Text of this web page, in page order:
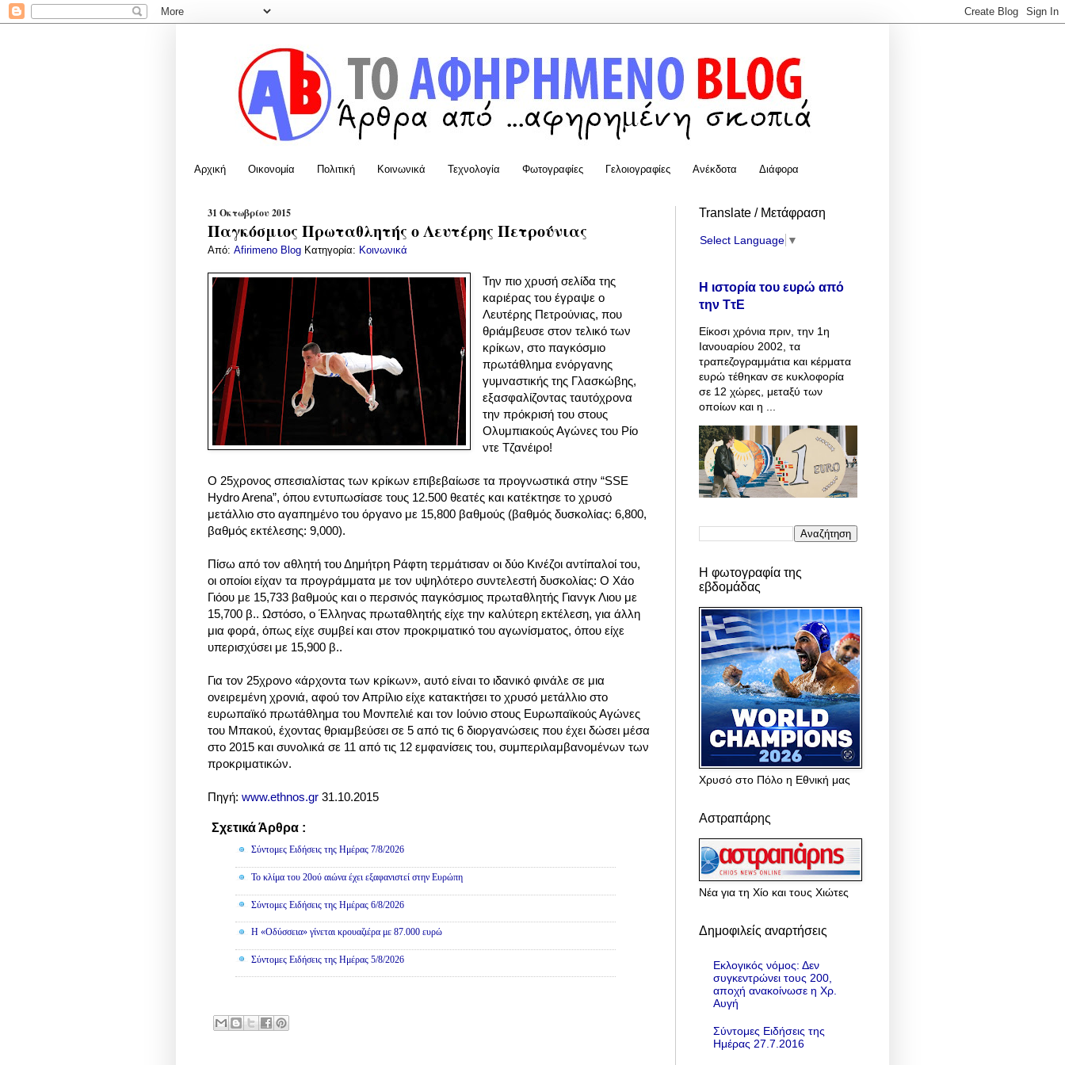
Αρχική Οικονομία Πολιτική Κοινωνικά Τεχνολογία Φωτογραφίες Γελοιογραφίες Ανέκδοτα Διάφορα
31 Οκτωβρίου 2015
Παγκόσμιος Πρωταθλητής ο Λευτέρης Πετρούνιας
Από: Afirimeno Blog Κατηγορία: Κοινωνικά
Την πιο χρυσή σελίδα της
καριέρας του έγραψε ο
Λευτέρης Πετρούνιας, που
θριάμβευσε στον τελικό των
κρίκων, στο παγκόσμιο
πρωτάθλημα ενόργανης
γυμναστικής της Γλασκώβης,
εξασφαλίζοντας ταυτόχρονα
την πρόκρισή του στους
Ολυμπιακούς Αγώνες του Ρίο
ντε Τζανέιρο!
Ο 25χρονος σπεσιαλίστας των κρίκων επιβεβαίωσε τα προγνωστικά στην “SSE
Hydro Arena”, όπου εντυπωσίασε τους 12.500 θεατές και κατέκτησε το χρυσό
μετάλλιο στο αγαπημένο του όργανο με 15,800 βαθμούς (βαθμός δυσκολίας: 6,800,
βαθμός εκτέλεσης: 9,000).
Πίσω από τον αθλητή του Δημήτρη Ράφτη τερμάτισαν οι δύο Κινέζοι αντίπαλοί του,
οι οποίοι είχαν τα προγράμματα με τον υψηλότερο συντελεστή δυσκολίας: Ο Χάο
Γιόου με 15,733 βαθμούς και ο περσινός παγκόσμιος πρωταθλητής Γιανγκ Λιου με
15,700 β.. Ωστόσο, ο Έλληνας πρωταθλητής είχε την καλύτερη εκτέλεση, για άλλη
μια φορά, όπως είχε συμβεί και στον προκριματικό του αγωνίσματος, όπου είχε
υπερισχύσει με 15,900 β..
Για τον 25χρονο «άρχοντα των κρίκων», αυτό είναι το ιδανικό φινάλε σε μια
ονειρεμένη χρονιά, αφού τον Απρίλιο είχε κατακτήσει το χρυσό μετάλλιο στο
ευρωπαϊκό πρωτάθλημα του Μονπελιέ και τον Ιούνιο στους Ευρωπαϊκούς Αγώνες
του Μπακού, έχοντας θριαμβεύσει σε 5 από τις 6 διοργανώσεις που έχει δώσει μέσα
στο 2015 και συνολικά σε 11 από τις 12 εμφανίσεις του, συμπεριλαμβανομένων των
προκριματικών.
Πηγή: www.ethnos.gr 31.10.2015
Σχετικά Άρθρα :
Σύντομες Ειδήσεις της Ημέρας 7/8/2026
Το κλίμα του 20ού αιώνα έχει εξαφανιστεί στην Ευρώπη
Σύντομες Ειδήσεις της Ημέρας 6/8/2026
Η «Οδύσσεια» γίνεται κρουαζιέρα με 87.000 ευρώ
Σύντομες Ειδήσεις της Ημέρας 5/8/2026
Translate / Μετάφραση
Select Language ▼
Η ιστορία του ευρώ από
την ΤτΕ
Είκοσι χρόνια πριν, την 1η
Ιανουαρίου 2002, τα
τραπεζογραμμάτια και κέρματα
ευρώ τέθηκαν σε κυκλοφορία
σε 12 χώρες, μεταξύ των
οποίων και η ...
Η φωτογραφία της
εβδομάδας
Χρυσό στο Πόλο η Εθνική μας
Αστραπάρης
Νέα για τη Χίο και τους Χιώτες
Δημοφιλείς αναρτήσεις
Εκλογικός νόμος: Δεν
συγκεντρώνει τους 200,
αποχή ανακοίνωσε η Χρ.
Αυγή
Σύντομες Ειδήσεις της
Ημέρας 27.7.2016